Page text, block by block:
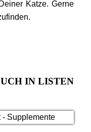
Katze. Gerne
IN LISTEN